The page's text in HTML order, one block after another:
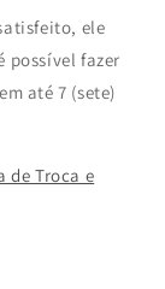
ele
possível fazer
até 7 (sete)
de Troca e